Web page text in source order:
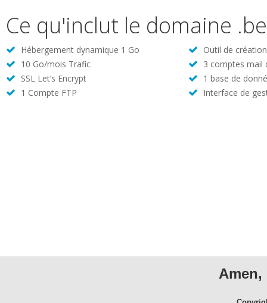
Ce qu'inclut le domaine
Hébergement dynamique 1 Go
Outil de
10 Go/mois Trafic
3 comptes mail
SSL Let’s Encrypt
1 base de
1 Compte FTP
Interface de